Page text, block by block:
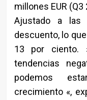
millones EUR
Ajustado a las
descuento, lo
13 por ciento.
tendencias
podemos
crecimiento «,